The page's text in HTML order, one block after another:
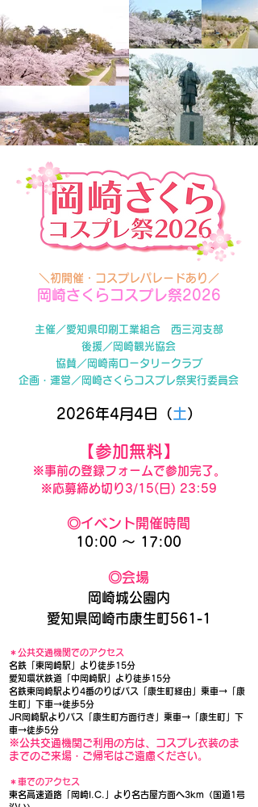
＼初開催・コスプレパレードあり／
岡崎さくらコスプレ祭2026
主催／愛知県印刷工業組合 西三河支部
後援／岡崎観光協会
協賛／岡崎南ロータリークラブ
企画・運営／岡崎さくらコスプレ祭実行委員会
2026年4月4日（土）
【参加無料】
※事前の登録フォームで参加完了。
※応募締め切り3/15(日) 23:59
◎イベント開催時間
10:00 ～ 17:00
◎会場
岡崎城公園内
愛知県岡崎市康生町561-1
＊公共交通機関でのアクセス
名鉄「東岡崎駅」より徒歩15分
愛知環状鉄道「中岡崎駅」より徒歩15分
名鉄東岡崎駅より4番のりばバス「康生町経由」乗車→「康
生町」下車→徒歩5分
JR岡崎駅よりバス「康生町方面行き」乗車→「康生町」下
車→徒歩5分
※公共交通機関ご利用の方は、コスプレ衣装のま
までのご来場・ご帰宅はご遠慮ください。
＊車でのアクセス
東名高速道路「岡崎I.C.」より名古屋方面へ3km（国道1号